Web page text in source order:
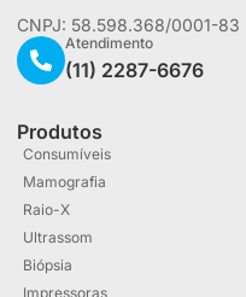
Filme para